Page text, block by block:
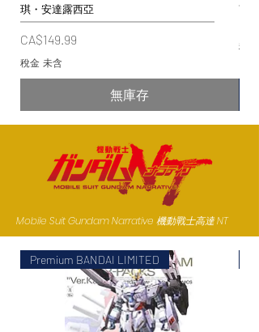
琪・安達露西亞
價格
CA$149.99
稅金 未含
無庫存
稅金
Mobile Suit Gundam Narrative 機動戰士高達 NT
Premium BANDAI LIMITED